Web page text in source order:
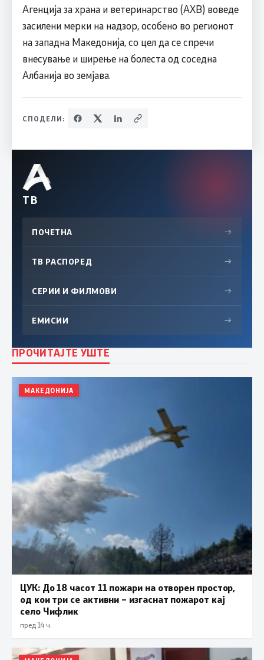
Агенција за храна и ветеринарство (АХВ) воведе
засилени мерки на надзор, особено во регионот
на западна Македонија, со цел да се спречи
внесување и ширење на болеста од соседна
Албанија во земјава.
СПОДЕЛИ:
ТВ
ПОЧЕТНА →
ТВ РАСПОРЕД →
СЕРИИ И ФИЛМОВИ →
ЕМИСИИ →
ПРОЧИТАЈТЕ УШТЕ
МАКЕДОНИЈА
ЦУК: До 18 часот 11 пожари на отворен простор,
од кои три се активни – изгаснат пожарот кај
село Чифлик
пред 14 ч.